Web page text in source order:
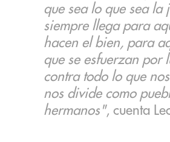
que sea lo que sea la
siempre llega para
hacen el bien, para
que se esfuerzan por
contra todo lo que
nos divide como
hermanos", cuenta